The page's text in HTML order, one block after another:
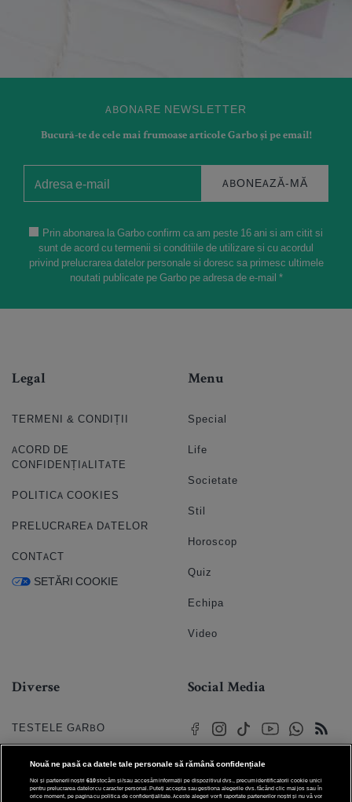
ABONARE NEWSLETTER
Bucură-te de cele mai frumoase articole Garbo și pe email!
ABONEAZĂ-MĂ
Prin abonarea la Garbo confirm ca am peste 16 ani si am citit si
sunt de acord cu termenii si conditiile de utilizare si cu acordul
privind prelucrarea datelor personale si doresc sa primesc ultimele
noutati publicate pe Garbo pe adresa de e-mail *
Legal
TERMENI & CONDIȚII
ACORD DE
CONFIDENȚIALITATE
POLITICA COOKIES
PRELUCRAREA DATELOR
CONTACT
SETĂRI COOKIE
Menu
Special
Life
Societate
Stil
Horoscop
Quiz
Echipa
Video
Diverse
TESTELE GARBO
HOROSCOP
HOROSCOPUL IUBIRII
Social Media
Nouă ne pasă ca datele tale personale să rămână confidențiale
Noi și partenerii noștri 610stocăm și/sau accesăm informații pe dispozitivul dvs., precum identificatorii cookie unici
pentru prelucrarea datelor cu caracter personal. Puteți accepta sau gestiona alegerile dvs. făcând clic mai jos sau în
orice moment, pe pagina cu politica de confidențialitate. Aceste alegeri vor fi raportate partenerilor noștri și nu vă vor